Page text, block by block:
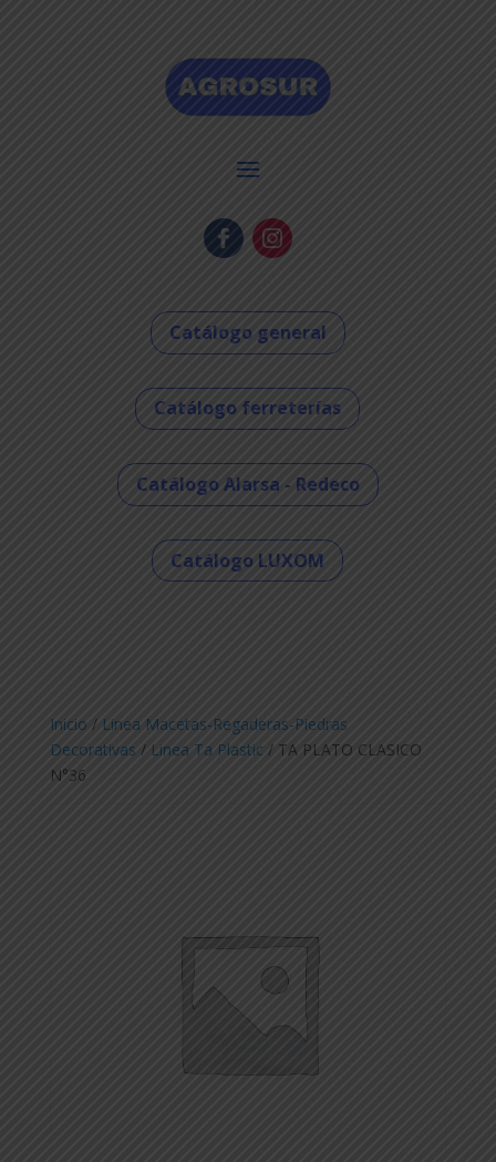
Catálogo general
Catálogo ferreterías
Catálogo Alarsa - Redeco
Catálogo LUXOM
Inicio / Linea Macetas-Regaderas-Piedras
Decorativas / Linea Ta Plastic / TA PLATO CLASICO
N°36